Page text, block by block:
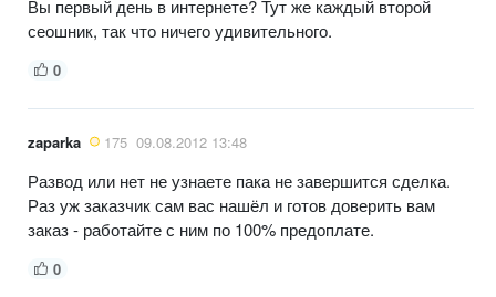
Вы первый день в интернете? Тут же каждый второй
сеошник, так что ничего удивительного.
0
zaparka 175 09.08.2012 13:48
Развод или нет не узнаете пака не завершится сделка.
Раз уж заказчик сам вас нашёл и готов доверить вам
заказ - работайте с ним по 100% предоплате.
0